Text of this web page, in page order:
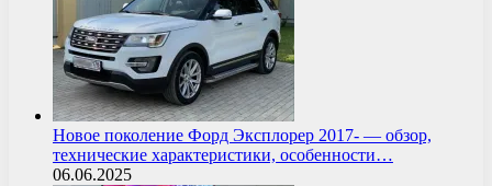
Новое поколение Форд Эксплорер 2017- — обзор,
технические характеристики, особенности…
06.06.2025